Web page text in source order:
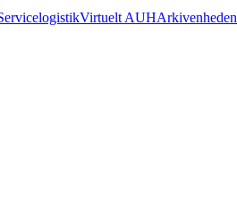
Virtuelt AUHArkivenheden